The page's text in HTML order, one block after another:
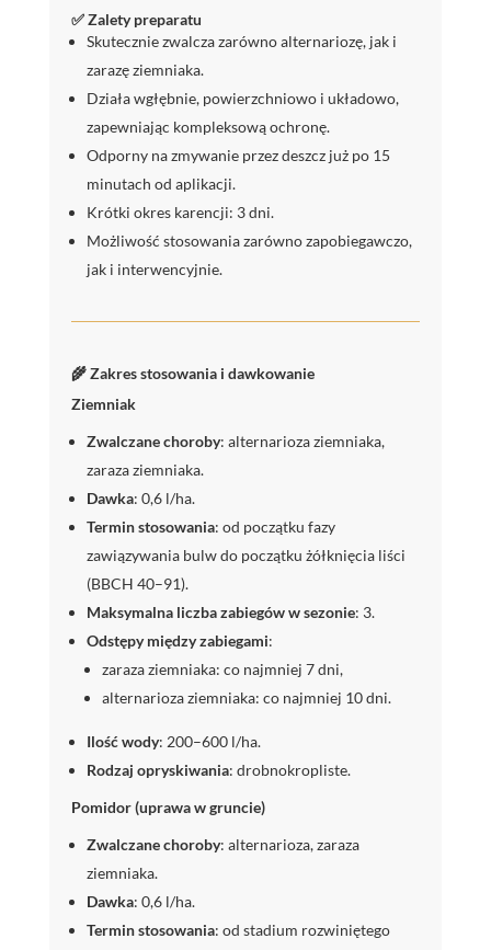
✅ Zalety preparatu
Skutecznie zwalcza zarówno alternariozę, jak i
zarazę ziemniaka.
Działa wgłębnie, powierzchniowo i układowo,
zapewniając kompleksową ochronę.
Odporny na zmywanie przez deszcz już po 15
minutach od aplikacji.
Krótki okres karencji: 3 dni.
Możliwość stosowania zarówno zapobiegawczo,
jak i interwencyjnie.
🌾 Zakres stosowania i dawkowanie
Ziemniak
Zwalczane choroby: alternarioza ziemniaka,
zaraza ziemniaka.
Dawka: 0,6 l/ha.
Termin stosowania: od początku fazy
zawiązywania bulw do początku żółknięcia liści
(BBCH 40–91).
Maksymalna liczba zabiegów w sezonie: 3.
Odstępy między zabiegami:
zaraza ziemniaka: co najmniej 7 dni,
alternarioza ziemniaka: co najmniej 10 dni.
Ilość wody: 200–600 l/ha.
Rodzaj opryskiwania: drobnokropliste.
Pomidor (uprawa w gruncie)
Zwalczane choroby: alternarioza, zaraza
ziemniaka.
Dawka: 0,6 l/ha.
Termin stosowania: od stadium rozwiniętego